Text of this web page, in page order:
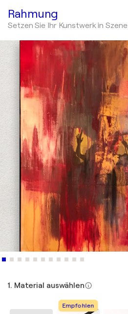
Rahmung
Setzen Sie Ihr Kunstwerk in Szene
1. Material auswählen
Empfohlen